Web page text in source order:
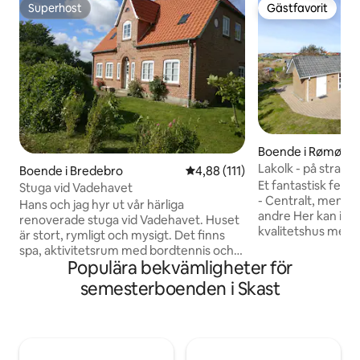
Superhost
Superhost
Boende i Bredebro 4,88 av 5 i genomsnittligt
4,88 (111)
Stuga vid Vadehavet
Hans och jag hyr ut vår härliga
renoverade stuga vid Vadehavet. Huset
är stort, rymligt och mysigt. Det finns
spa, aktivitetsrum med bordtennis och
stor uteplats. Avstånd till Vadehavet är
1,5 km och ca 20 km till Rømø med breda
vita stränder. Det finns shopping
Gästfavorit
Gästfavorit
Boende i Rømø
Lakolk - på
Et fantastisk
- Centralt, men
andre Her kan i virkelig nyde en ferie i et
kvalitetshus med
god plads til 8
med et
soveværelser
Populära bekvämligheter för
semesterboenden i Skast